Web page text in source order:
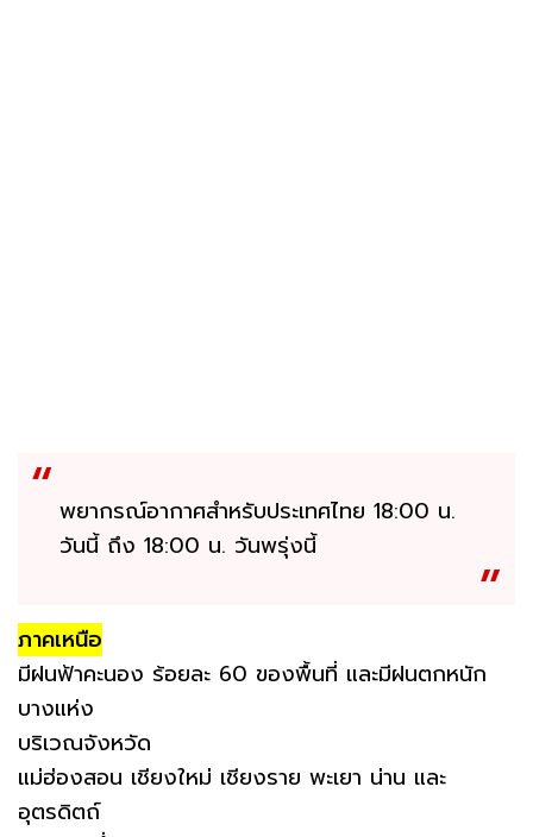
พยากรณ์อากาศสำหรับประเทศไทย 18:00 น.
วันนี้ ถึง 18:00 น. วันพรุ่งนี้
ภาคเหนือ
มีฝนฟ้าคะนอง ร้อยละ 60 ของพื้นที่ และมีฝนตกหนัก
บางแห่ง
บริเวณจังหวัด
แม่ฮ่องสอน เชียงใหม่ เชียงราย พะเยา น่าน และ
อุตรดิตถ์